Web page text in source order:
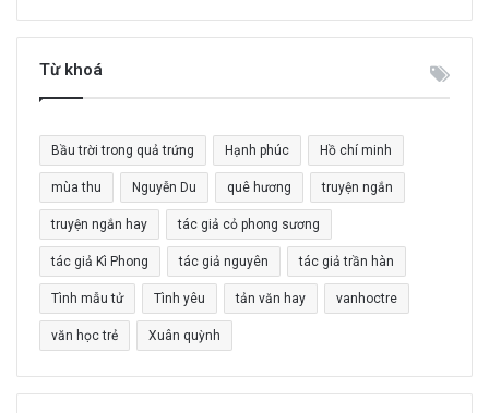
m
k
c
h
o
:
Từ khoá
Bầu trời trong quả trứng Hạnh phúc Hồ chí minh
mùa thu Nguyễn Du quê hương truyện ngắn
truyện ngắn hay tác giả cỏ phong sương
tác giả Kì Phong tác giả nguyên tác giả trần hàn
Tình mẫu tử Tình yêu tản văn hay vanhoctre
văn học trẻ Xuân quỳnh